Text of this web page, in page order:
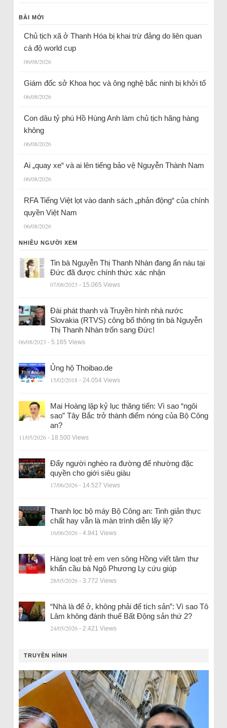
BÀI MỚI
Chủ tịch xã ở Thanh Hóa bị khai trừ đảng do liên quan
cá độ world cup
06/08/2026
Giám đốc sở Khoa học và ông nghệ bắc ninh bị khởi tố
06/08/2026
Con dâu tỷ phú Hồ Hùng Anh làm chủ tịch hãng hàng
không
06/08/2026
Ai „quay xe“ và ai lên tiếng bảo vệ Nguyễn Thành Nam
06/08/2026
RFA Tiếng Việt lọt vào danh sách „phản động“ của chính
quyền Việt Nam
06/08/2026
NHIỀU NGƯỜI XEM
Tin bà Nguyễn Thị Thanh Nhàn đang ẩn náu tại
Đức đã được chính thức xác nhận
07/08/2023 - 15.065 Views
Đài phát thanh và Truyền hình nhà nước
Slovakia (RTVS) công bố thông tin bà Nguyễn
Thị Thanh Nhàn trốn sang Đức!
06/08/2023 - 5.165 Views
Ủng hộ Thoibao.de
15/02/2018 - 24.054 Views
Mai Hoàng lập kỷ lục thăng tiến: Vì sao “ngôi
sao” Tây Bắc trở thành điểm nóng của Bộ Công
an?
11/05/2026 - 18.500 Views
Đẩy người nghèo ra đường để nhường đặc
quyền cho giới siêu giàu
17/06/2026 - 14.527 Views
Thanh lọc bộ máy Bộ Công an: Tinh giản thực
chất hay vẫn là màn trình diễn lấy lệ?
16/06/2026 - 4.941 Views
Hàng loạt trẻ em ven sông Hồng viết tâm thư
khẩn cầu bà Ngô Phương Ly cứu giúp
28/05/2026 - 3.772 Views
“Nhà là để ở, không phải để tích sản”: Vì sao Tô
Lâm không đánh thuế Bất Động sản thứ 2?
24/05/2026 - 2.421 Views
TRUYỀN HÌNH